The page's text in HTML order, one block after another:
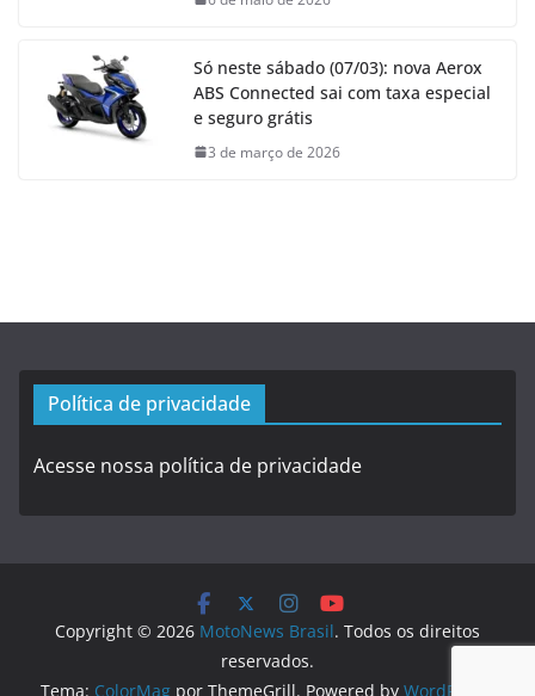
Só neste sábado (07/03): nova Aerox
ABS Connected sai com taxa especial
e seguro grátis
3 de março de 2026
Política de privacidade
Acesse nossa política de privacidade
Copyright © 2026 MotoNews Brasil. Todos os direitos
reservados.
Tema: ColorMag por ThemeGrill. Powered by WordPress